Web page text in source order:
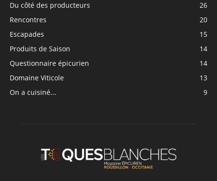
Du côté des producteurs
26
Rencontres
20
Escapades
15
Produits de Saison
14
Questionnaire épicurien
14
Domaine Viticole
13
On a cuisiné...
9